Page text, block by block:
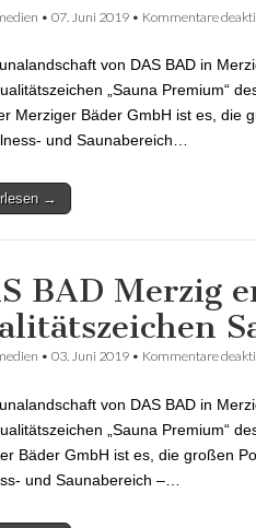
• 07. Juni 2019 • Kommentare
von DAS BAD in
„Sauna Premium“
Merziger Bäder GmbH ist es, die
und Saunabereich…
→
BAD Merzig
• 03. Juni 2019 • Kommentare
von DAS BAD in
„Sauna Premium“
Bäder GmbH ist es, die großen
und Saunabereich –…